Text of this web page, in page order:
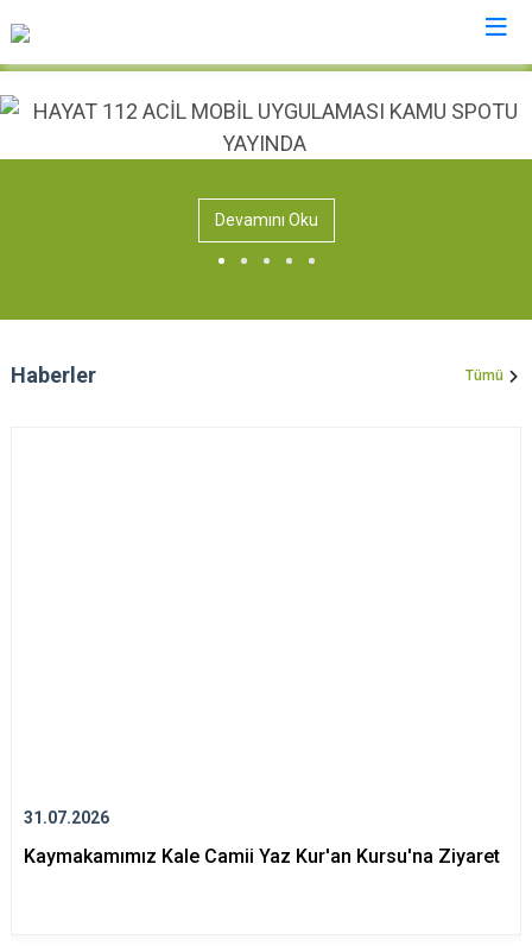
Mardin
Ömerli
Savur
Devamını Oku
Haberler Tümü
31.07.2026
Kaymakamımız Kale Camii Yaz Kur'an Kursu'na Ziyaret